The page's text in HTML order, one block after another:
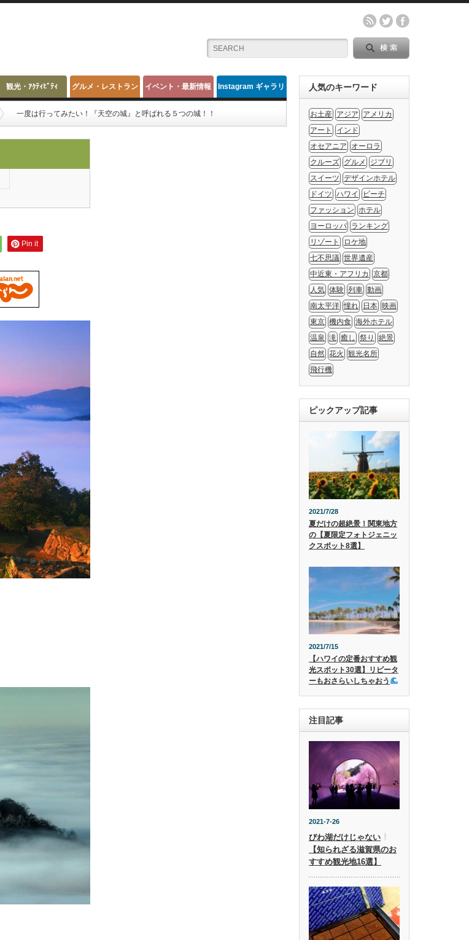
観光・ｱｸﾃｨﾋﾞﾃｨ グルメ・レストラン イベント・最新情報 Instagram ギャラリ
一度は行ってみたい！『天空の城』と呼ばれる５つの城！！
Pin it
人気のキーワード
お土産 アジア
アメリカ
アート
インド
オセアニア
オーロラ
クルーズ グルメ
ジブリ
スイーツ デザインホテル
ドイツ ハワイ
ビーチ
ファッション ホテル
ヨーロッパ ランキング
リゾート
ロケ地
七不思議 世界遺産
中近東・アフリカ
京都
人気 体験 列車 動画
南太平洋 憧れ 日本 映画
東京 機内食 海外ホテル
温泉 滝 癒し 祭り
絶景
自然 花火
観光名所
飛行機
ピックアップ記事
2021/7/28
夏だけの超絶景！関東地方
の【夏限定フォトジェニッ
クスポット8選】
2021/7/15
【ハワイの定番おすすめ観
光スポット30選】リピータ
ーもおさらいしちゃおう
注目記事
2021-7-26
びわ湖だけじゃない
【知られざる滋賀県のお
すすめ観光地16選】